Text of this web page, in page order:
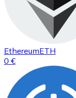
EthereumETH
0 €